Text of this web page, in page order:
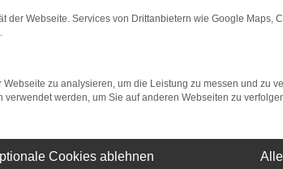
der Webseite. Services von Drittanbietern wie Google Maps,
zu analysieren, um die Leistung zu messen und zu
werden, um Sie auf anderen Webseiten zu
Cookies ablehnen